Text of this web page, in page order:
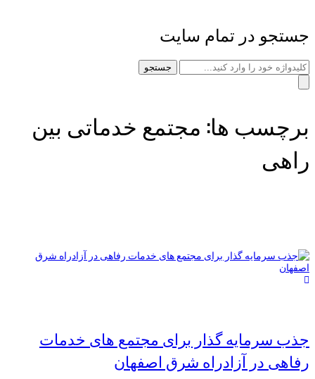
جستجو در تمام سایت
جستجو
برچسب ها: مجتمع خدماتی بین
راهی
جذب سرمایه گذار برای مجتمع های خدمات
رفاهی در آزادراه شرق اصفهان